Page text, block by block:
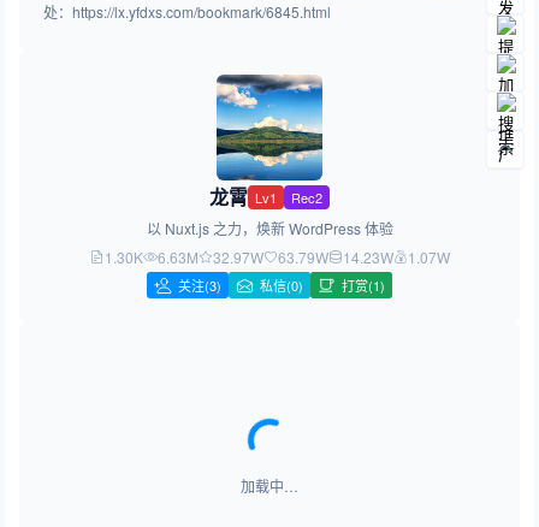
处：https://lx.yfdxs.com/bookmark/6845.html
龙霄 Lv1 Rec2
以 Nuxt.js 之力，焕新 WordPress 体验
1.30K
6.63M 32.97W 63.79W 14.23W 1.07W
关注(3) 私信(0) 打赏(1)
加载中…